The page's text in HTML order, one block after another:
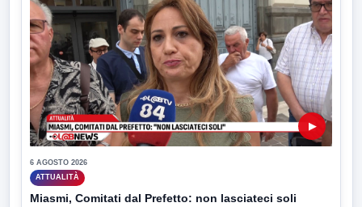
▶
6 AGOSTO 2026
ATTUALITÀ
Miasmi, Comitati dal Prefetto: non lasciateci soli